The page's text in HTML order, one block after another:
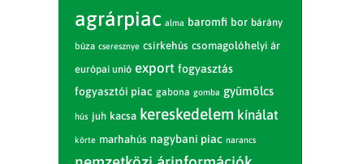
agrárpiac alma baromfi bor bárány
búza cseresznye csirkehús csomagolóhelyi ár
európai unió export fogyasztás
fogyasztói piac gabona gomba gyümölcs
hús juh kacsa kereskedelem kínálat
körte marhahús nagybani piac narancs